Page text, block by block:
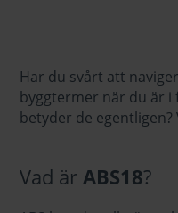
Har du svårt att
byggtermer när du är i
betyder de egentligen?
Vad ärABS18?